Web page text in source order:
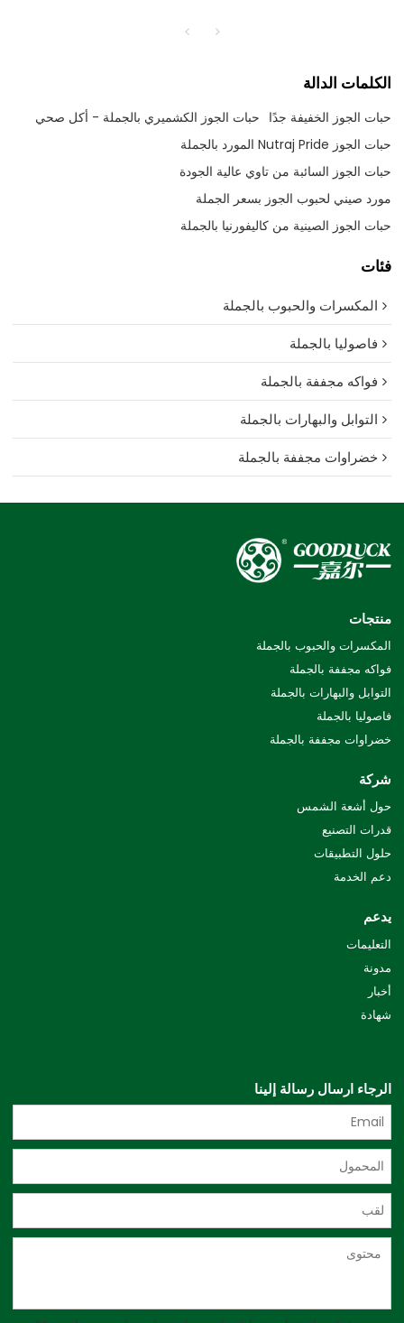
الكلمات الدالة
حبات الجوز الخفيفة جدًا حبات الجوز الكشميري بالجملة - أكل صحي
حبات الجوز Nutraj Pride المورد بالجملة
حبات الجوز السائبة من تاوي عالية الجودة
مورد صيني لحبوب الجوز بسعر الجملة
حبات الجوز الصينية من كاليفورنيا بالجملة
فئات
المكسرات والحبوب بالجملة
فاصوليا بالجملة
فواكه مجففة بالجملة
التوابل والبهارات بالجملة
خضراوات مجففة بالجملة
منتجات
المكسرات والحبوب بالجملة
فواكه مجففة بالجملة
التوابل والبهارات بالجملة
فاصوليا بالجملة
خضراوات مجففة بالجملة
شركة
حول أشعة الشمس
قدرات التصنيع
حلول التطبيقات
دعم الخدمة
يدعم
التعليمات
مدونة
أخبار
شهادة
الرجاء ارسال رسالة إلينا